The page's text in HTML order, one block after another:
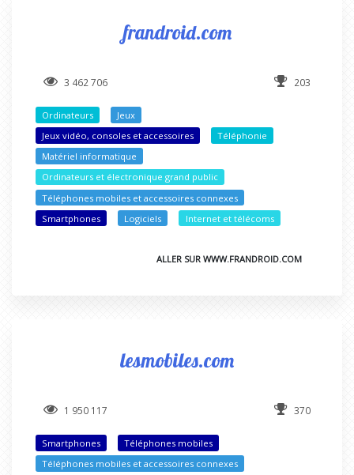
frandroid.com
3 462 706 203
Ordinateurs
Jeux
Jeux vidéo, consoles et accessoires
Téléphonie
Matériel informatique
Ordinateurs et électronique grand public
Téléphones mobiles et accessoires connexes
Smartphones
Logiciels Internet et télécoms
ALLER SUR WWW.FRANDROID.COM
lesmobiles.com
1 950 117 370
Smartphones
Téléphones mobiles
Téléphones mobiles et accessoires connexes